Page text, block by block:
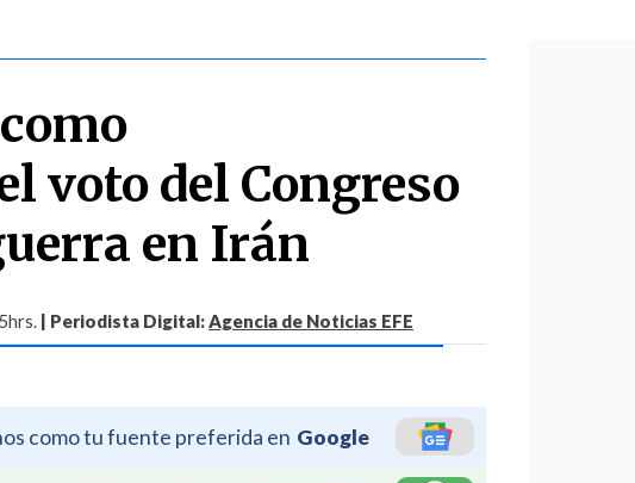
voto del Congreso
en Irán
| Periodista Digital:Agencia de Noticias EFE
como tu fuente preferida en Google